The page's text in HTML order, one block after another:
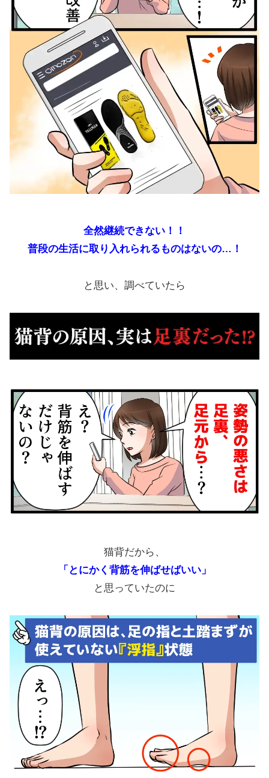
全然継続できない！！
普段の生活に取り入れられるものはないの…！
と思い、調べていたら
猫背だから、
「とにかく背筋を伸ばせばいい」
と思っていたのに